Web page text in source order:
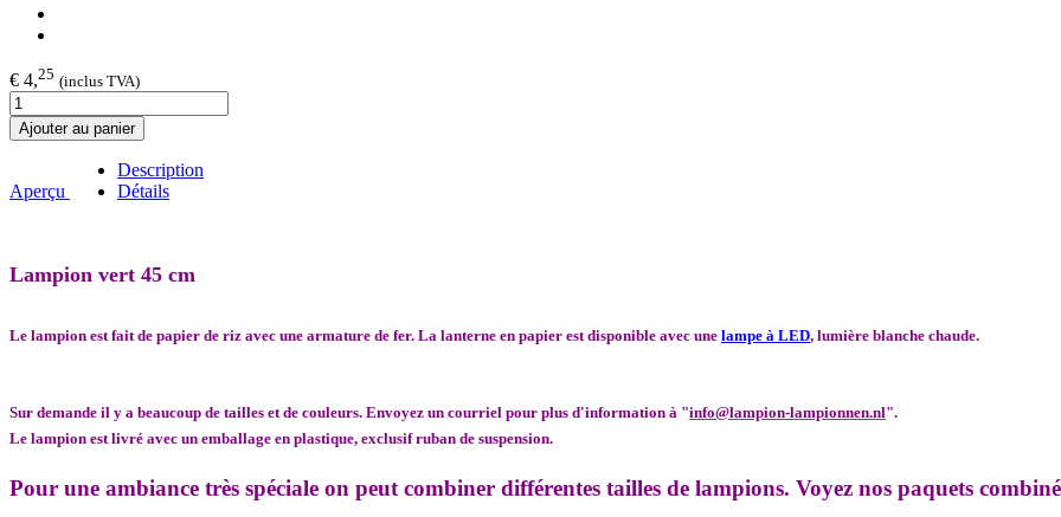
€ 4,25 (inclus TVA)
Ajouter au panier
Aperçu
Description
Détails
Lampion vert 45 cm
Le lampion est fait de papier de riz avec une armature de fer. La lanterne en papier est disponible avec une lampe à LED, lumière blanche chaude.
Sur demande il y a beaucoup de tailles et de couleurs. Envoyez un courriel pour plus d'information à "info@lampion-lampionnen.nl".
Le lampion est livré avec un emballage en plastique, exclusif ruban de suspension.
Pour une ambiance très spéciale on peut combiner différentes tailles de lampions. Voyez nos paquets